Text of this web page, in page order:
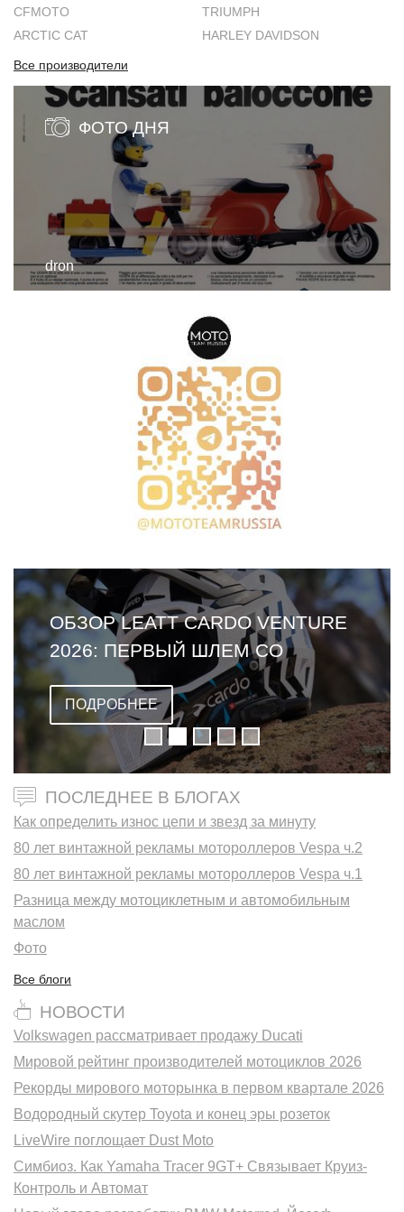
CFMOTO
TRIUMPH
ARCTIC CAT
HARLEY DAVIDSON
Все производители
ФОТО ДНЯ
dron
AGV PISTA GP RR MONO WHITE:
ЧЕМПИОНСКАЯ РЕПЛИКА С
ДВОЙНОЙ ОМОЛОГАЦИЕЙ
ПОДРОБНЕЕ
ПОСЛЕДНЕЕ В БЛОГАХ
Как определить износ цепи и звезд за минуту
80 лет винтажной рекламы мотороллеров Vespa ч.2
80 лет винтажной рекламы мотороллеров Vespa ч.1
Разница между мотоциклетным и автомобильным
маслом
Фото
Все блоги
НОВОСТИ
Volkswagen рассматривает продажу Ducati
Мировой рейтинг производителей мотоциклов 2026
Рекорды мирового моторынка в первом квартале 2026
Водородный скутер Toyota и конец эры розеток
LiveWire поглощает Dust Moto
Симбиоз. Как Yamaha Tracer 9GT+ Связывает Круиз-
Контроль и Автомат